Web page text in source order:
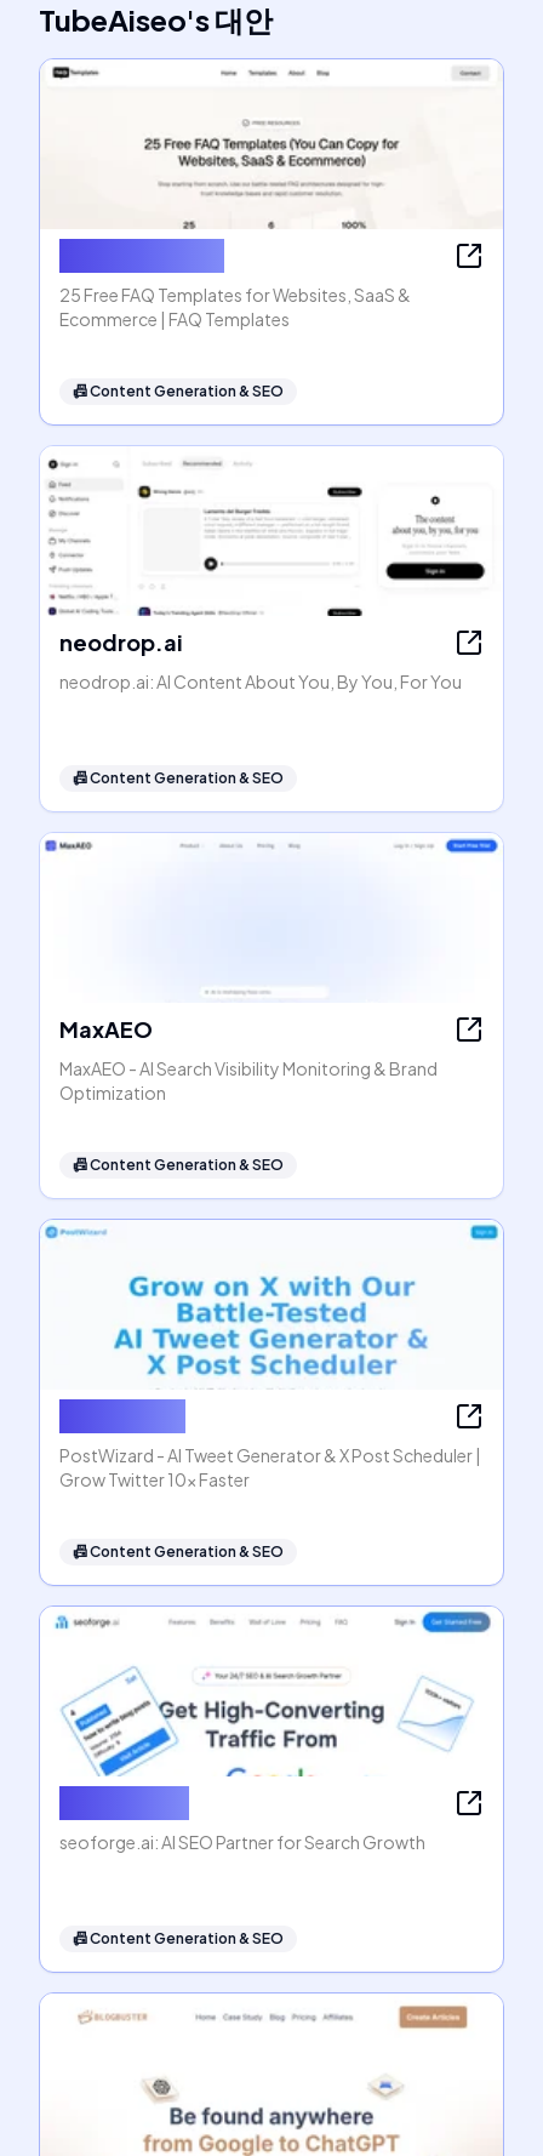
TubeAiseo's대안
25 Free FAQ Templates for Websites, SaaS &
Ecommerce | FAQ Templates
📠Content Generation & SEO
neodrop.ai
neodrop.ai: AI Content About You, By You, For You
📠Content Generation & SEO
MaxAEO
MaxAEO - AI Search Visibility Monitoring & Brand
Optimization
📠Content Generation & SEO
PostWizard - AI Tweet Generator & X Post Scheduler |
Grow Twitter 10x Faster
📠Content Generation & SEO
seoforge.ai: AI SEO Partner for Search Growth
📠Content Generation & SEO